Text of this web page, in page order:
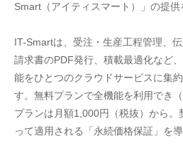
Smart（アイティスマート）」の提供
IT-Smartは、受注・生産工程管理、
請求書のPDF発行、積載最適化など
能をひとつのクラウドサービスに集
す。無料プランで全機能を利用でき
プランは月額1,000円（税抜）から。
って適用される「永続価格保証」を導